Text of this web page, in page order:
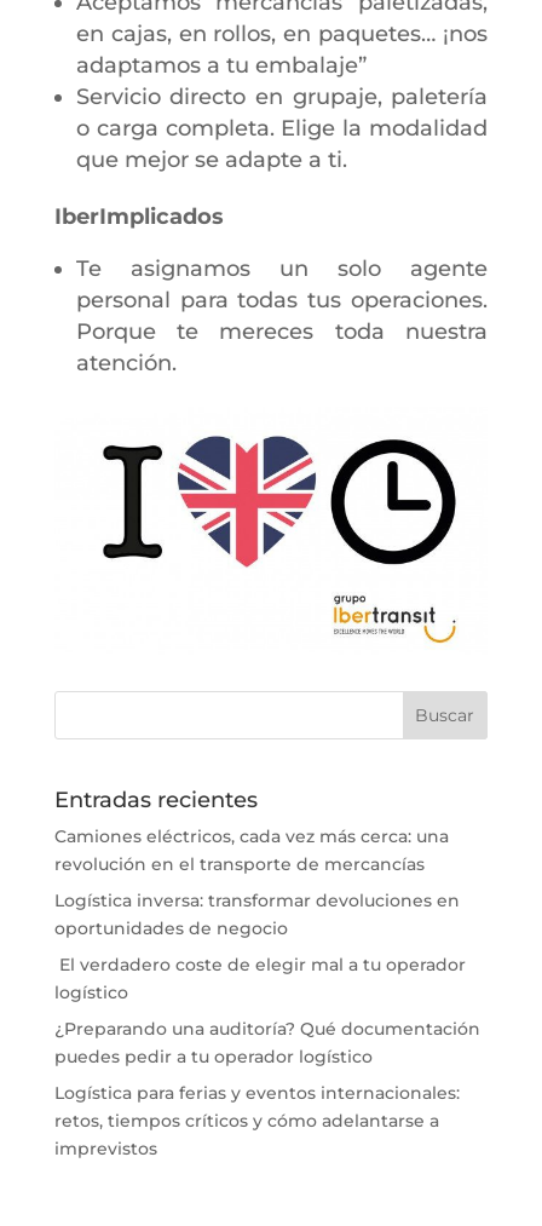
en cajas, en rollos, en paquetes… ¡nos
adaptamos a tu embalaje”
Servicio directo en grupaje, paletería
o carga completa. Elige la modalidad
que mejor se adapte a ti.
IberImplicados
Te asignamos un solo agente
personal para todas tus operaciones.
Porque te mereces toda nuestra
atención.
Entradas recientes
Camiones eléctricos, cada vez más cerca: una
revolución en el transporte de mercancías
Logística inversa: transformar devoluciones en
oportunidades de negocio
El verdadero coste de elegir mal a tu operador
logístico
¿Preparando una auditoría? Qué documentación
puedes pedir a tu operador logístico
Logística para ferias y eventos internacionales:
retos, tiempos críticos y cómo adelantarse a
imprevistos